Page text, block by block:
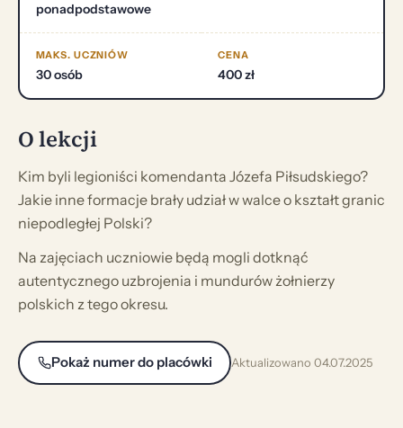
ponadpodstawowe
MAKS. UCZNIÓW
30 osób
CENA
400 zł
O lekcji
Kim byli legioniści komendanta Józefa Piłsudskiego?
Jakie inne formacje brały udział w walce o kształt granic
niepodległej Polski?
Na zajęciach uczniowie będą mogli dotknąć
autentycznego uzbrojenia i mundurów żołnierzy
polskich z tego okresu.
Pokaż numer do placówki Aktualizowano 04.07.2025